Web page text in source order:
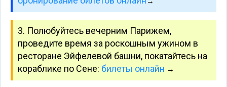
3. Полюбуйтесь вечерним Парижем,
проведите время за роскошным ужином в
ресторане Эйфелевой башни, покатайтесь на
кораблике по Сене: билеты онлайн →